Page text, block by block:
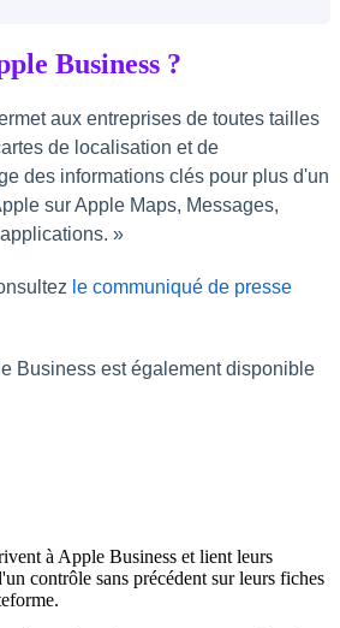
Business ?
aux entreprises de toutes tailles
de localisation et de
des informations clés pour plus d'un
sur Apple Maps, Messages,
»
le communiqué de presse
Business est également disponible
à Apple Business et lient leurs
contrôle sans précédent sur leurs fiches